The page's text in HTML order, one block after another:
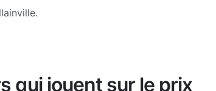
qui jouent sur le prix